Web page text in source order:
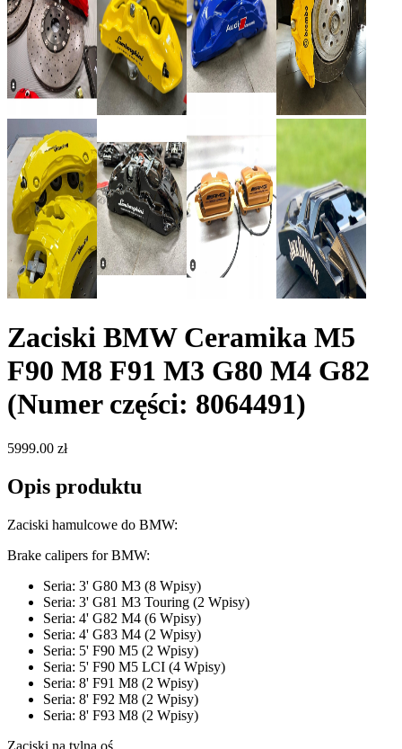
Zaciski BMW Ceramika M5
F90 M8 F91 M3 G80 M4 G82
(Numer części: 8064491)
5999.00 zł
Opis produktu
Zaciski hamulcowe do BMW:
Brake calipers for BMW:
Seria: 3' G80 M3 (8 Wpisy)
Seria: 3' G81 M3 Touring (2 Wpisy)
Seria: 4' G82 M4 (6 Wpisy)
Seria: 4' G83 M4 (2 Wpisy)
Seria: 5' F90 M5 (2 Wpisy)
Seria: 5' F90 M5 LCI (4 Wpisy)
Seria: 8' F91 M8 (2 Wpisy)
Seria: 8' F92 M8 (2 Wpisy)
Seria: 8' F93 M8 (2 Wpisy)
Zaciski na tylną oś.